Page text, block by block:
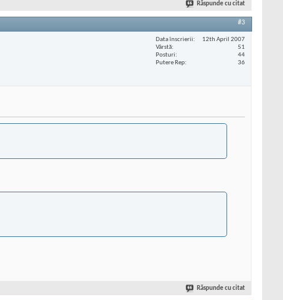
Răspunde cu citat
#3
Data înscrierii
12th April 2007
Vârstă
51
Posturi
44
Putere Rep
36
Răspunde cu citat